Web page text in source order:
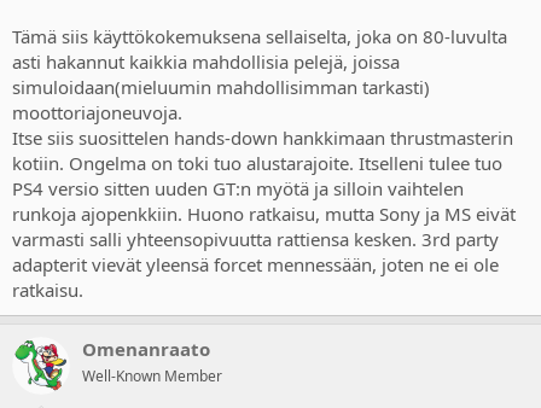
Tämä siis käyttökokemuksena sellaiselta, joka on 80-luvulta
asti hakannut kaikkia mahdollisia pelejä, joissa
simuloidaan(mieluumin mahdollisimman tarkasti)
moottoriajoneuvoja.
Itse siis suosittelen hands-down hankkimaan thrustmasterin
kotiin. Ongelma on toki tuo alustarajoite. Itselleni tulee tuo
PS4 versio sitten uuden GT:n myötä ja silloin vaihtelen
runkoja ajopenkkiin. Huono ratkaisu, mutta Sony ja MS eivät
varmasti salli yhteensopivuutta rattiensa kesken. 3rd party
adapterit vievät yleensä forcet mennessään, joten ne ei ole
ratkaisu.
Omenanraato
Well-Known Member